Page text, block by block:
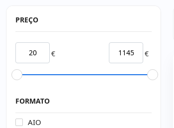
PREÇO
€ €
FORMATO
AIO